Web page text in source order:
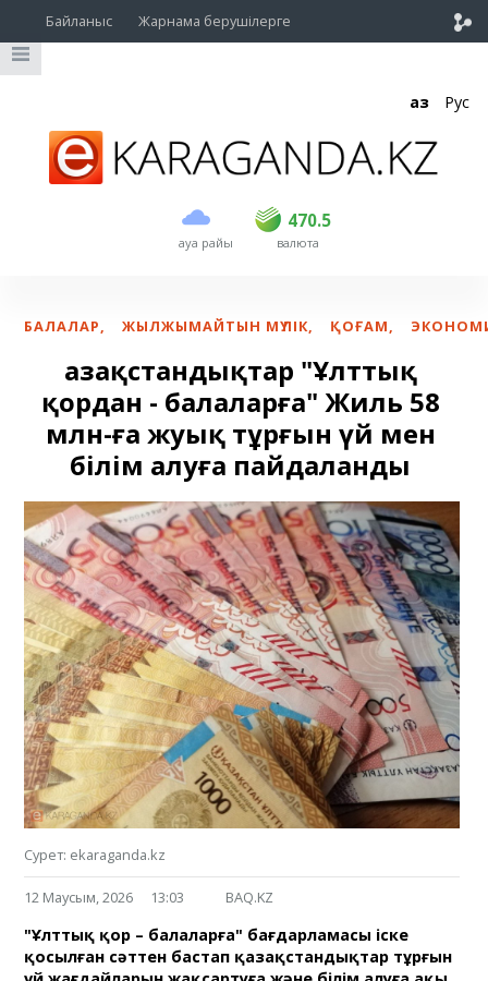
Байланыс Жарнама берушілерге
Қаз Рус
ауа райы
470.5
USD 468.5 470.5
EUR валюта
БАЛАЛАР, ЖЫЛЖЫМАЙТЫН МҮЛІК, ҚОҒАМ,
Қазақстандықтар "Ұлттық
қордан - балаларға" Жиль 58
млн-ға жуық тұрғын үй мен
білім алуға пайдаланды
Сурет: ekaraganda.kz
12 Маусым, 2026 13:03 BAQ.KZ
"Ұлттық қор – балаларға" бағдарламасы іске
қосылған сәттен бастап қазақстандықтар тұрғын